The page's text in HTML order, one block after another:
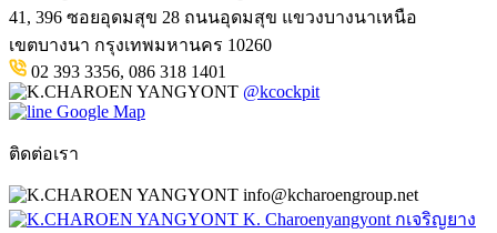
41, 396 ซอยอุดมสุข 28 ถนนอุดมสุข แขวงบางนาเหนือ
เขตบางนา กรุงเทพมหานคร 10260
02 393 3356, 086 318 1401
@kcockpit
Google Map
ติดต่อเรา
info@kcharoengroup.net
K. Charoenyangyont กเจริญยาง